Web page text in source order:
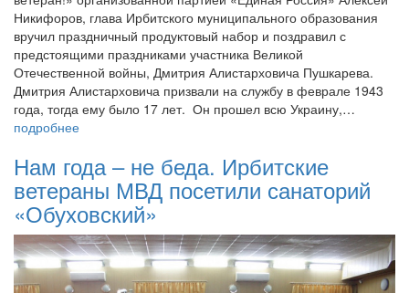
Никифоров, глава Ирбитского муниципального образования
вручил праздничный продуктовый набор и поздравил с
предстоящими праздниками участника Великой
Отечественной войны, Дмитрия Алистарховича Пушкарева.
Дмитрия Алистарховича призвали на службу в феврале 1943
года, тогда ему было 17 лет. Он прошел всю Украину,…
подробнее
Нам года – не беда. Ирбитские
ветераны МВД посетили санаторий
«Обуховский»